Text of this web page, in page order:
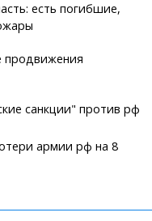
есть погибшие,
продвижения
санкции" против рф
армии рф на 8